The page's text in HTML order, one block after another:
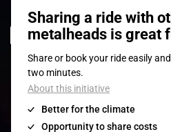
© 2008-2026- Apache Productions VZW
POLICY|ALGEMENE VOORWAARDEN
Contact:GENERAL| PARTNERSHIPS
NEIGHBOURS